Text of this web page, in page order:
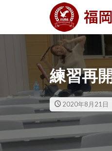
練習再開
2020年8月21日